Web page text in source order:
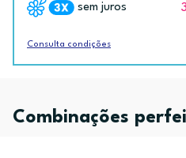
sem juros
Consulta condições
Combinações